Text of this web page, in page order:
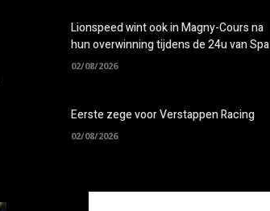
Lionspeed wint ook in Magny-Cours na
hun overwinning tijdens de 24u van Spa
02/08/2026
Eerste zege voor Verstappen Racing
02/08/2026